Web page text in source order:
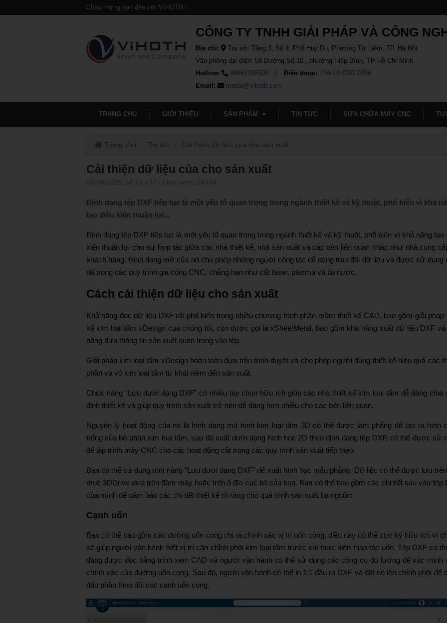
Chào mừng bạn đến với VIHOTH !
CÔNG TY TNHH GIẢI PHÁP VÀ CÔNG
Địa chỉ:
Trụ sở: Tầng 3, Số 4, Phố Huy Du, Phường Từ Liêm, TP. Hà Nội.
Văn phòng đại diện: 59 Đường Số 10 , phường Hiệp Bình, TP Hồ Chí Minh.
Hotline:
84961235303 Điện thoại: +84-24-3797.0256
Email:
media@vihoth.com
TRANG CHỦ GIỚI THIỆU SẢN PHẨM TIN TỨC SỬA CHỮA MÁY CNC
Trang chủ Tin tức Cải thiện dữ liệu của cho sản xuất
Cải thiện dữ liệu của cho sản xuất
Định dạng tệp DXF tiếp tục là một yếu tố quan trọng trong ngành thiết kế và kỹ thuật, phổ biến vì khả
tạo điều kiện thuận lợi...
Định dạng tệp DXF tiếp tục là một yếu tố quan trọng trong ngành thiết kế và kỹ thuật, phổ biến vì khả năng tạo
kiện thuận lợi cho sự hợp tác giữa các nhà thiết kế, nhà sản xuất và các bên liên quan khác như nhà cung
khách hàng. Định dạng mở của nó cho phép những người cộng tác dễ dàng trao đổi dữ liệu và được sử dụng
rãi trong các quy trình gia công CNC, chẳng hạn như cắt laser, plasma và tia nước.
Cách cải thiện dữ liệu cho sản xuất
Khả năng đọc dữ liệu DXF rất phổ biến trong nhiều chương trình phần mềm thiết kế CAD, bao gồm giải pháp
kế kim loại tấm xDesign của chúng tôi, còn được gọi là xSheetMetal, bao gồm khả năng xuất dữ liệu DXF và
năng đưa thông tin sản xuất quan trọng vào tệp.
Giải pháp kim loại tấm xDesign hoàn toàn dựa trên trình duyệt và cho phép người dùng thiết kế hiệu quả các
phần và vỏ kim loại tấm từ khái niệm đến sản xuất.
Chức năng “Lưu dưới dạng DXF” có nhiều tùy chọn hữu ích giúp các nhà thiết kế kim loại tấm dễ dàng chia
định thiết kế và giúp quy trình sản xuất trở nên dễ dàng hơn nhiều cho các bên liên quan.
Nguyên lý hoạt động của nó là hình dạng mô hình kim loại tấm 3D có thể được làm phẳng để tạo ra hình
trống của bộ phận kim loại tấm, sau đó xuất dưới dạng hình học 2D theo định dạng tệp DXF, có thể được sử
để lập trình máy CNC cho các hoạt động cắt trong các quy trình sản xuất tiếp theo.
Bạn có thể sử dụng tính năng “Lưu dưới dạng DXF” để xuất hình học mẫu phẳng. Dữ liệu có thể được lưu
mục 3DDrive dựa trên đám mây hoặc trên ổ đĩa cục bộ của bạn. Bạn có thể bao gồm các chi tiết sau vào tệp
của mình để đảm bảo các chi tiết thiết kế rõ ràng cho quá trình sản xuất hạ nguồn:
Cạnh uốn
Bạn có thể bao gồm các đường uốn cong chỉ ra chính xác vị trí uốn cong, điều này có thể cực kỳ hữu ích vì
sẽ giúp người vận hành biết vị trí căn chỉnh phôi kim loại tấm trước khi thực hiện thao tác uốn. Tệp DXF có
dàng được đọc bằng trình xem CAD và người vận hành có thể sử dụng các công cụ đo lường để xác minh
chính xác của đường uốn cong. Sau đó, người vận hành có thể in 1:1 đầu ra DXF và đặt nó lên chính phôi để
dấu phần theo dõi các cạnh uốn cong.